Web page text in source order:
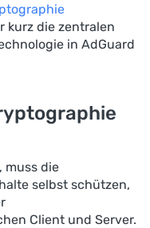
kurz die zentralen
in AdGuard
muss die
selbst schützen,
Client und Server.